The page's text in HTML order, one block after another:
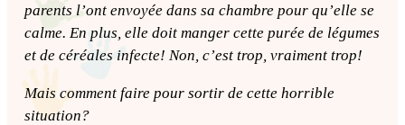
parents l’ont envoyée dans sa chambre pour qu’elle se
calme. En plus, elle doit manger cette purée de légumes
et de céréales infecte! Non, c’est trop, vraiment trop!
Mais comment faire pour sortir de cette horrible
situation?